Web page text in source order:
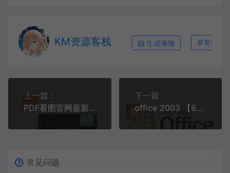
KM资源客栈 生成海报 复制本
上一篇：
PDF看图官网最新版
下一篇：
office 2003 【64-32位】
常见问题